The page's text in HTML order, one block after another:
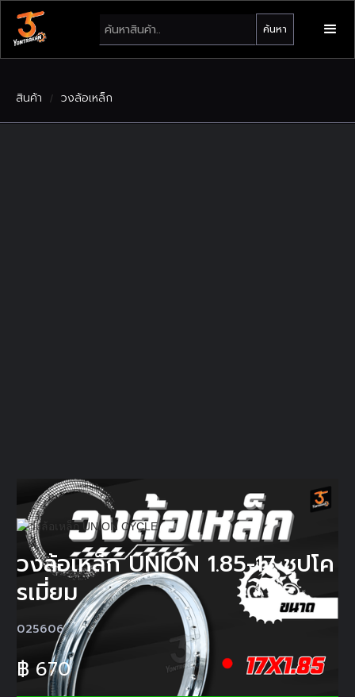
สินค้า / วงล้อเหล็ก
วงล้อเหล็ก UNION 1.85-17 ชุปโค
รเมี่ยม
025606
฿ 670